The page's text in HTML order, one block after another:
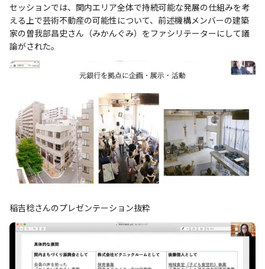
セッションでは、関内エリア全体で持続可能な発展の仕組みを考
える上で芸術不動産の可能性について、前述機構メンバーの建築
家の曽我部昌史さん（みかんぐみ）をファシリテーターにして議
論がされた。
稲吉稔さんのプレゼンテーション抜粋